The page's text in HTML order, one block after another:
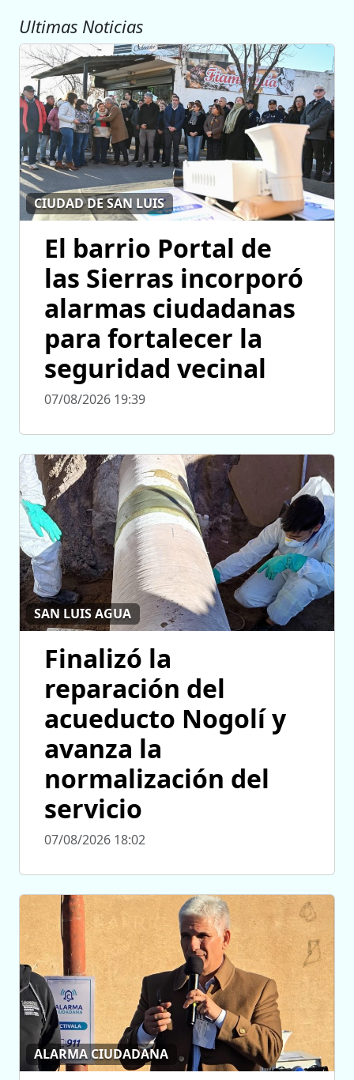
Ultimas Noticias
CIUDAD DE SAN LUIS
El barrio Portal de
las Sierras incorporó
alarmas ciudadanas
para fortalecer la
seguridad vecinal
07/08/2026 19:39
SAN LUIS AGUA
Finalizó la
reparación del
acueducto Nogolí y
avanza la
normalización del
servicio
07/08/2026 18:02
ALARMA CIUDADANA